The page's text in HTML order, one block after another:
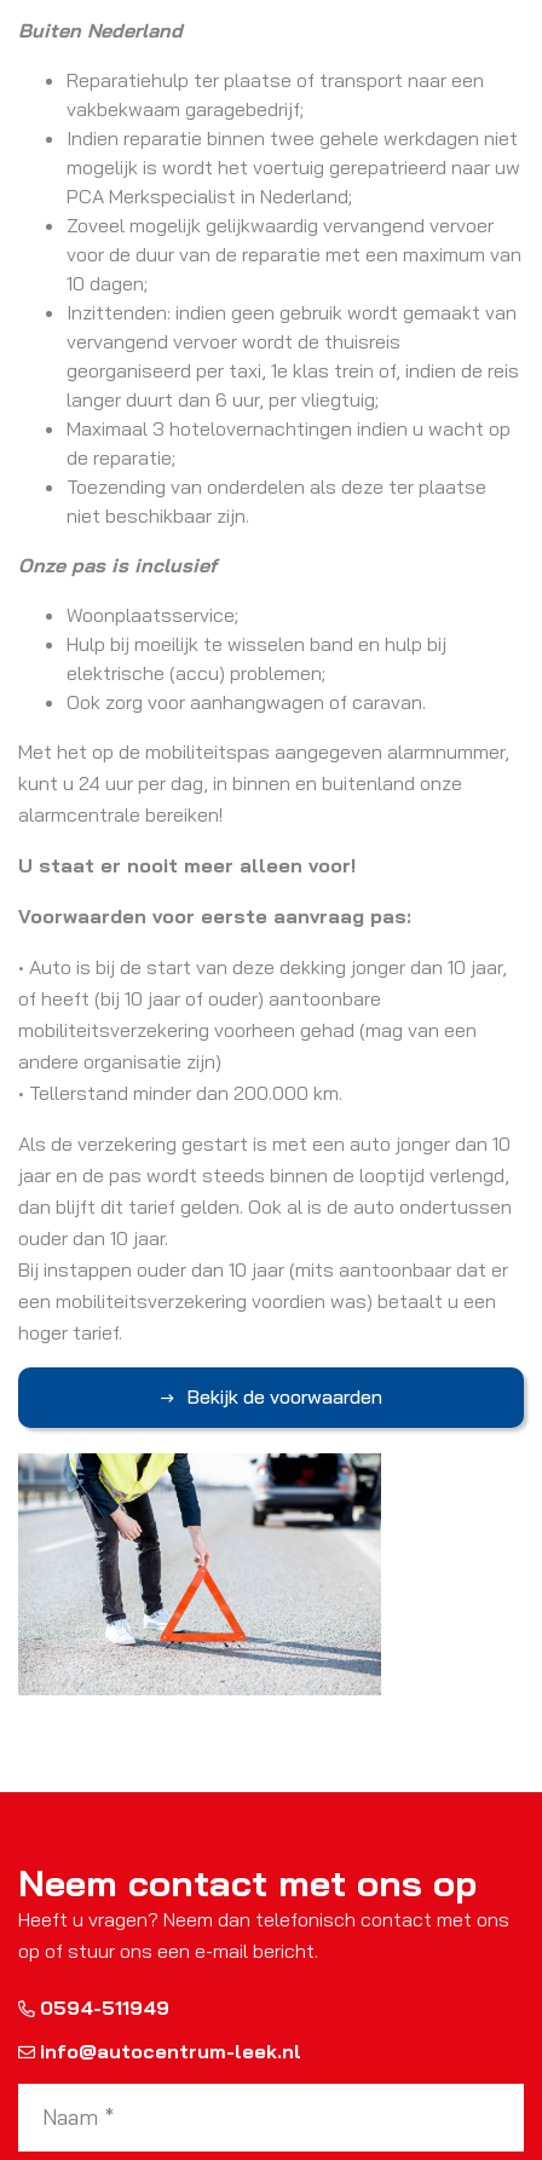
Buiten Nederland
Reparatiehulp ter plaatse of transport naar een
vakbekwaam garagebedrijf;
Indien reparatie binnen twee gehele werkdagen niet
mogelijk is wordt het voertuig gerepatrieerd naar uw
PCA Merkspecialist in Nederland;
Zoveel mogelijk gelijkwaardig vervangend vervoer
voor de duur van de reparatie met een maximum van
10 dagen;
Inzittenden: indien geen gebruik wordt gemaakt van
vervangend vervoer wordt de thuisreis
georganiseerd per taxi, 1e klas trein of, indien de reis
langer duurt dan 6 uur, per vliegtuig;
Maximaal 3 hotelovernachtingen indien u wacht op
de reparatie;
Toezending van onderdelen als deze ter plaatse
niet beschikbaar zijn.
Onze pas is inclusief
Woonplaatsservice;
Hulp bij moeilijk te wisselen band en hulp bij
elektrische (accu) problemen;
Ook zorg voor aanhangwagen of caravan.
Met het op de mobiliteitspas aangegeven alarmnummer,
kunt u 24 uur per dag, in binnen en buitenland onze
alarmcentrale bereiken!
U staat er nooit meer alleen voor!
Voorwaarden voor eerste aanvraag pas:
• Auto is bij de start van deze dekking jonger dan 10 jaar,
of heeft (bij 10 jaar of ouder) aantoonbare
mobiliteitsverzekering voorheen gehad (mag van een
andere organisatie zijn)
• Tellerstand minder dan 200.000 km.
Als de verzekering gestart is met een auto jonger dan 10
jaar en de pas wordt steeds binnen de looptijd verlengd,
dan blijft dit tarief gelden. Ook al is de auto ondertussen
ouder dan 10 jaar.
Bij instappen ouder dan 10 jaar (mits aantoonbaar dat er
een mobiliteitsverzekering voordien was) betaalt u een
hoger tarief.
Bekijk de voorwaarden
Neem contact met ons op
Heeft u vragen? Neem dan telefonisch contact met ons
op of stuur ons een e-mail bericht.
0594-511949
info@autocentrum-leek.nl